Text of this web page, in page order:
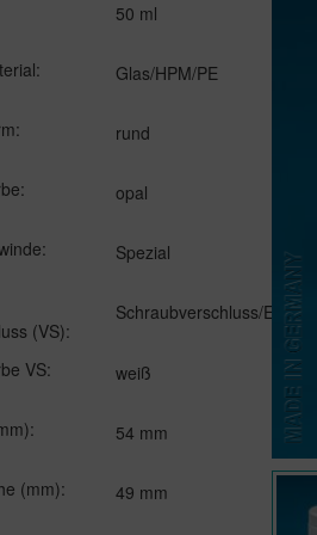
50 ml
Glas/HPM/PE
rund
opal
Spezial
(VS):
Schraubverschluss/
VS: weiß
54 mm
(mm): 49 mm